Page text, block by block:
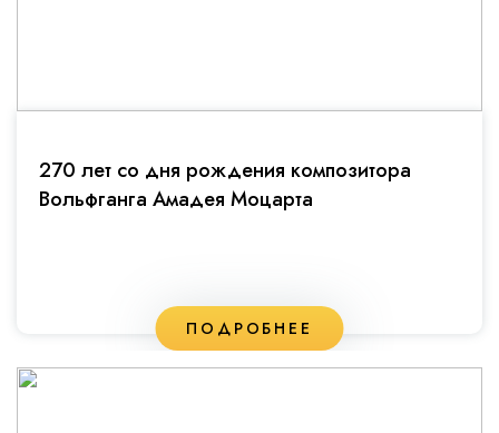
270 лет со дня рождения композитора
Вольфганга Амадея Моцарта
ПОДРОБНЕЕ